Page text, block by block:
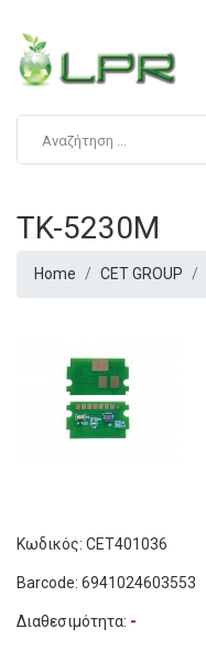
TK-5230M
Home CET GROUP
Κωδικός: CET401036
Barcode: 6941024603553
Διαθεσιμότητα: -